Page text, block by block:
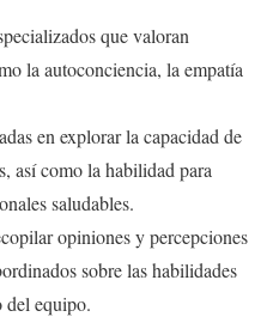
que valoran
la autoconciencia, la empatía
en explorar la capacidad de
así como la habilidad para
saludables.
opiniones y percepciones
sobre las habilidades
del equipo.